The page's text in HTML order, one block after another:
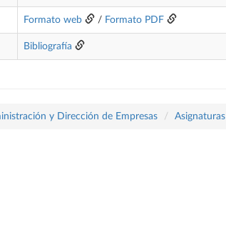
Formato web / Formato PDF
Bibliografía
y Dirección de Empresas